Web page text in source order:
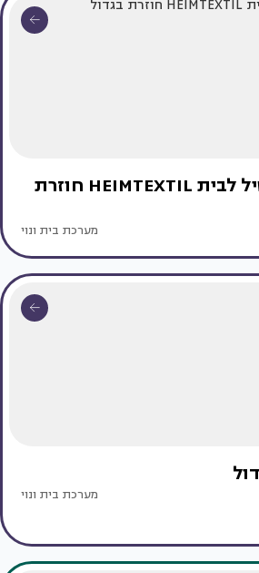
תערוכת הטקסטיל לבית HEIMTEXTIL חוזרת
מערכת בית ונוי
מערכת בית ונוי